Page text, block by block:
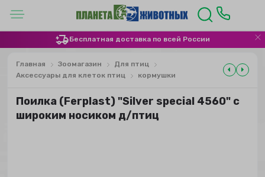
Бесплатная доставка по всей России
Главная Зоомагазин
Для птиц
Аксессуары для клеток птиц
кормушки
Поилка (Ferplast) "Silver special 4560" с
широким носиком д/птиц